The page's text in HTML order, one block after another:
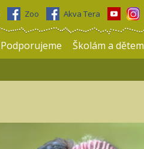
Zoo Akva Tera
Podporujeme Školám a dětem